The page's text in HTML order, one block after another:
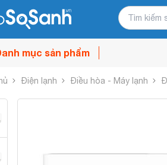
mục sản phẩm
Điện lạnh Điều hòa - Máy lạnh